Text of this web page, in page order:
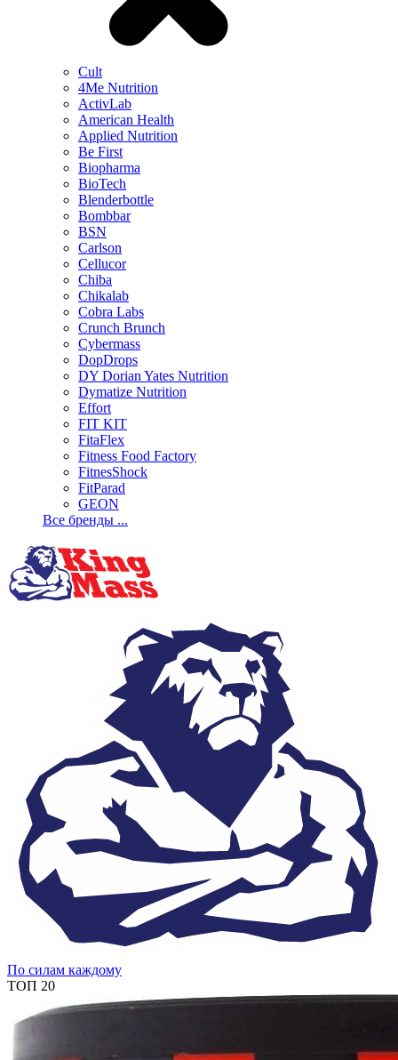
Cult
4Me Nutrition
ActivLab
American Health
Applied Nutrition
Be First
Biopharma
BioTech
Blenderbottle
Bombbar
BSN
Carlson
Cellucor
Chiba
Chikalab
Cobra Labs
Crunch Brunch
Cybermass
DopDrops
DY Dorian Yates Nutrition
Dymatize Nutrition
Effort
FIT KIT
FitaFlex
Fitness Food Factory
FitnesShock
FitParad
GEON
Все бренды ...
По силам каждому
ТОП 20